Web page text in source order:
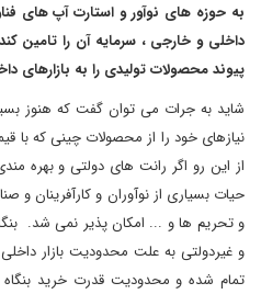
به حوزه های نوآور و استارت آپ های
داخلی و خارجی ، سرمایه آن را تامین
پیوند محصولات تولیدی را به بازارهای
شاید به جرات می توان گفت که هنوز
نیازهای خود را از محصولات چینی که با
از این رو اگر رانت های دولتی و بهره
حیات بسیاری از نوآوران و کارآفرینان و
و تحریم ها و ... امکان پذیر نمی شد.
و غیردولتی به علت محدودیت بازار
تمام شده و محدودیت قدرت خرید